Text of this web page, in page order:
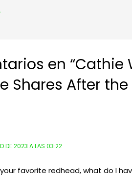
en “Cathie
Shares After the
DE 2023 A LAS 03:22
favorite redhead, what do I